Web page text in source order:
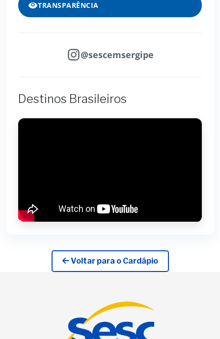
TRANSPARÊNCIA
@sescemsergipe
Destinos Brasileiros
Voltar para o Cardápio